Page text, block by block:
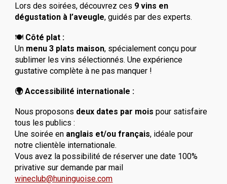
Lors des soirées, découvrez ces 9 vins en
dégustation à l’aveugle, guidés par des experts.
🍽️ Côté plat :
Un menu 3 plats maison, spécialement conçu pour
sublimer les vins sélectionnés. Une expérience
gustative complète à ne pas manquer !
🌍 Accessibilité internationale :
Nous proposons deux dates par mois pour satisfaire
tous les publics :
Une soirée en anglais et/ou français, idéale pour
notre clientèle internationale.
Vous avez la possibilité de réserver une date 100%
privative sur demande par mail
wineclub@huninguoise.com